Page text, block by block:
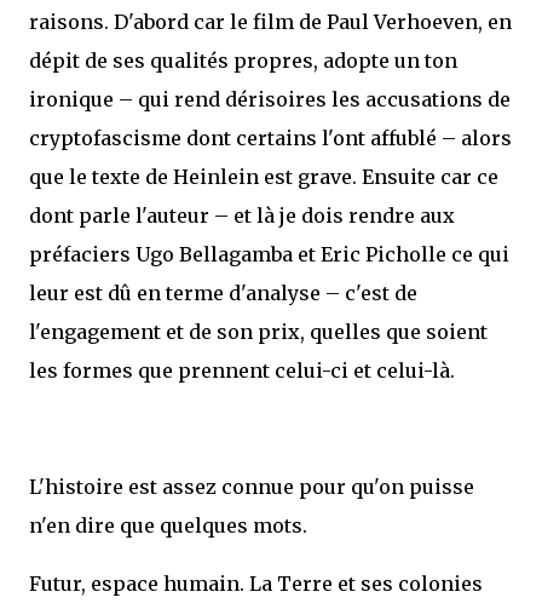
raisons. D'abord car le film de Paul Verhoeven, en
dépit de ses qualités propres, adopte un ton
ironique – qui rend dérisoires les accusations de
cryptofascisme dont certains l'ont affublé – alors
que le texte de Heinlein est grave. Ensuite car ce
dont parle l'auteur – et là je dois rendre aux
préfaciers Ugo Bellagamba et Eric Picholle ce qui
leur est dû en terme d'analyse – c'est de
l'engagement et de son prix, quelles que soient
les formes que prennent celui-ci et celui-là.
L'histoire est assez connue pour qu'on puisse
n'en dire que quelques mots.
Futur, espace humain. La Terre et ses colonies